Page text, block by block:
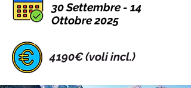
30 Settembre - 14
Ottobre 2025
4190€ (voli incl.)